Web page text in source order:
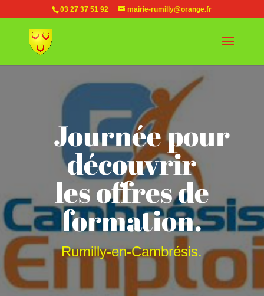
03 27 37 51 92 mairie-rumilly@orange.fr
Journée pour
découvrir
les offres de
formation.
Rumilly-en-Cambrésis.